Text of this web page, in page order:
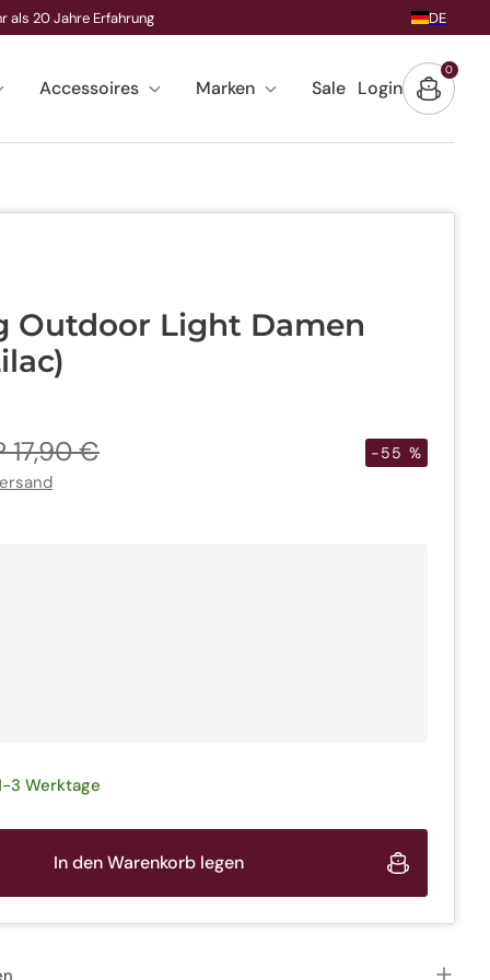
als 20 Jahre Erfahrung DE
Accessoires Marken Sale Login
0
0
Artikel
Outdoor Light Damen
17,90 € -55 %
3 Werktage
In den Warenkorb legen